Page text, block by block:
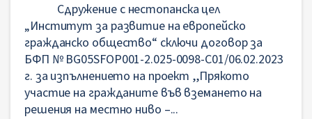
Сдружение с нестопанска цел
„Институт за развитие на европейско
гражданско общество“ сключи договор за
БФП № BG05SFOP001-2.025-0098-С01/06.02.2023
г. за изпълнението на проект ,,Прякото
участие на гражданите във вземането на
решения на местно ниво –...